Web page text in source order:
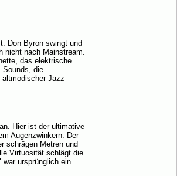
Don Byron swingt und
nicht nach Mainstream.
das elektrische
Sounds, die
Jazz
Hier ist der ultimative
Augenzwinkern. Der
schrägen Metren und
Virtuosität schlägt die
ursprünglich ein